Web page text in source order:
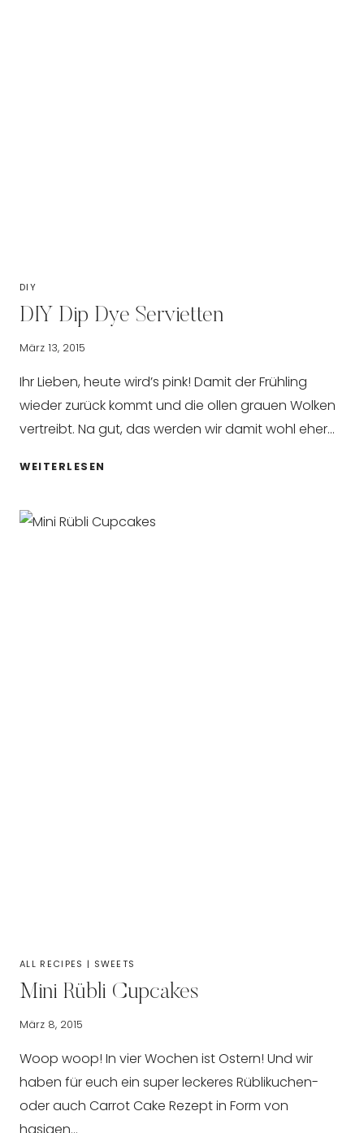
DIY
DIY Dip Dye Servietten
März 13, 2015
Ihr Lieben, heute wird’s pink! Damit der Frühling
wieder zurück kommt und die ollen grauen Wolken
vertreibt. Na gut, das werden wir damit wohl eher…
WEITERLESEN
SERVIETTEN
ALL RECIPES | SWEETS
Mini Rübli Cupcakes
März 8, 2015
Woop woop! In vier Wochen ist Ostern! Und wir
haben für euch ein super leckeres Rüblikuchen-
oder auch Carrot Cake Rezept in Form von
hasigen…